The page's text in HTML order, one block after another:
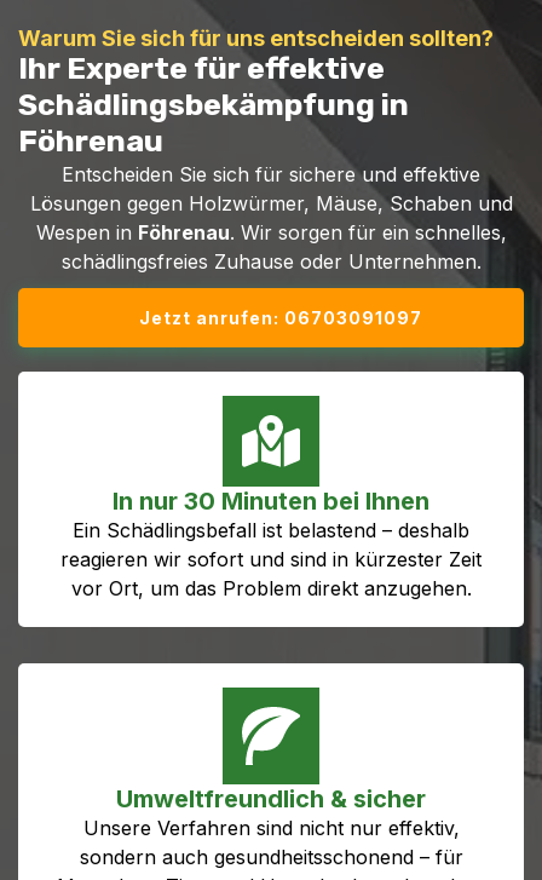
Warum Sie sich für uns entscheiden sollten?
Ihr Experte für effektive
Schädlingsbekämpfung in
Föhrenau
Entscheiden Sie sich für sichere und effektive
Lösungen gegen Holzwürmer, Mäuse, Schaben und
Wespen in Föhrenau. Wir sorgen für ein schnelles,
schädlingsfreies Zuhause oder Unternehmen.
Jetzt anrufen: 06703091097
In nur 30 Minuten bei Ihnen
Ein Schädlingsbefall ist belastend – deshalb
reagieren wir sofort und sind in kürzester Zeit
vor Ort, um das Problem direkt anzugehen.
Umweltfreundlich & sicher
Unsere Verfahren sind nicht nur effektiv,
sondern auch gesundheitsschonend – für